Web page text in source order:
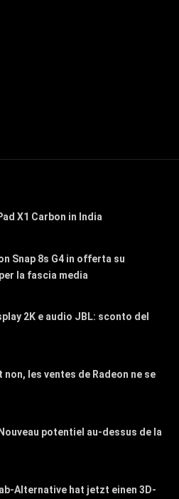
X1 Carbon in India
Snap 8s G4 in offerta su
la fascia media
2K e audio JBL: sconto del
non, les ventes de Radeon ne se
potentiel au-dessus de la
Alternative hat jetzt einen 3D-